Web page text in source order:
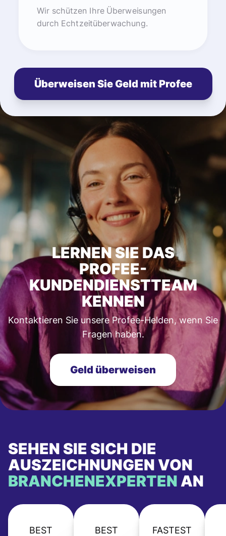
Wir schützen Ihre Überweisungen
durch Echtzeitüberwachung.
Überweisen Sie Geld mit Profee
LERNEN SIE DAS
PROFEE-
KUNDENDIENSTTEAM
KENNEN
Kontaktieren Sie unsere Profee-Helden, wenn Sie
Fragen haben.
Geld überweisen
SEHEN SIE SICH DIE
AUSZEICHNUNGEN VON
BRANCHENEXPERTEN AN
BEST BEST
FASTEST